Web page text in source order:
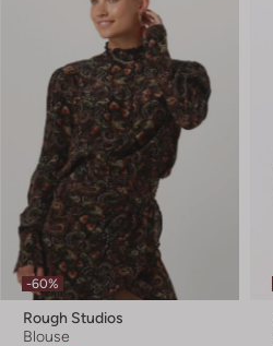
-60%
Rough Studios
Blouse